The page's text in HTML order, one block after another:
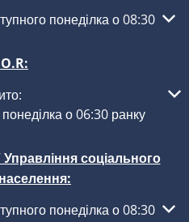
години роботи або
понеділка о 08:30
години роботи або закриття
о 06:30 ранку
соціального
години роботи або
понеділка о 08:30